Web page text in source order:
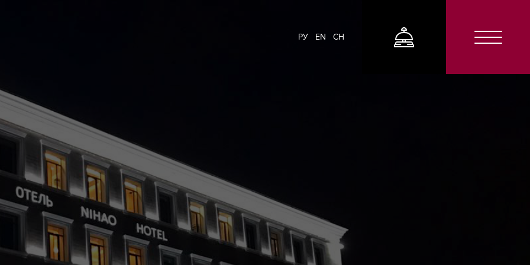
РУ EN CH